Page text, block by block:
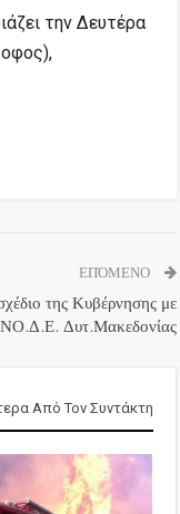
την Δευτέρα
ΕΠΌΜΕΝΟ
της Κυβέρνησης με
Δυτ.Μακεδονίας
Από Τον Συντάκτη